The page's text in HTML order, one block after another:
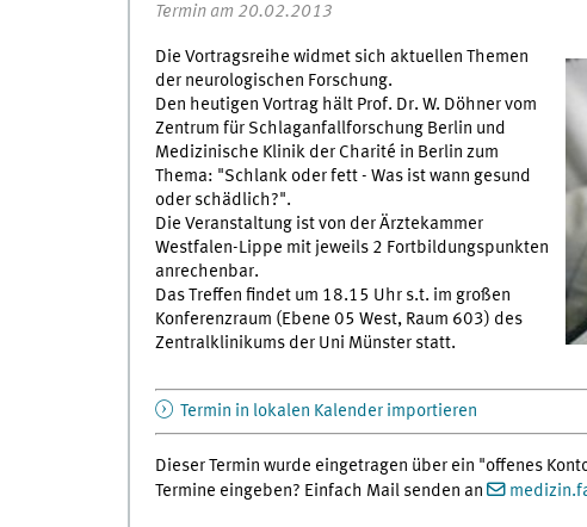
Termin am 20.02.2013
Die Vortragsreihe widmet sich aktuellen Themen
der neurologischen Forschung.
Den heutigen Vortrag hält Prof. Dr. W. Döhner vom
Zentrum für Schlaganfallforschung Berlin und
Medizinische Klinik der Charité in Berlin zum
Thema: "Schlank oder fett - Was ist wann gesund
oder schädlich?".
Die Veranstaltung ist von der Ärztekammer
Westfalen-Lippe mit jeweils 2 Fortbildungspunkten
anrechenbar.
Das Treffen findet um 18.15 Uhr s.t. im großen
Konferenzraum (Ebene 05 West, Raum 603) des
Zentralklinikums der Uni Münster statt.
Termin in lokalen Kalender importieren
Dieser Termin wurde eingetragen über ein "offenes
Termine eingeben? Einfach Mail senden an